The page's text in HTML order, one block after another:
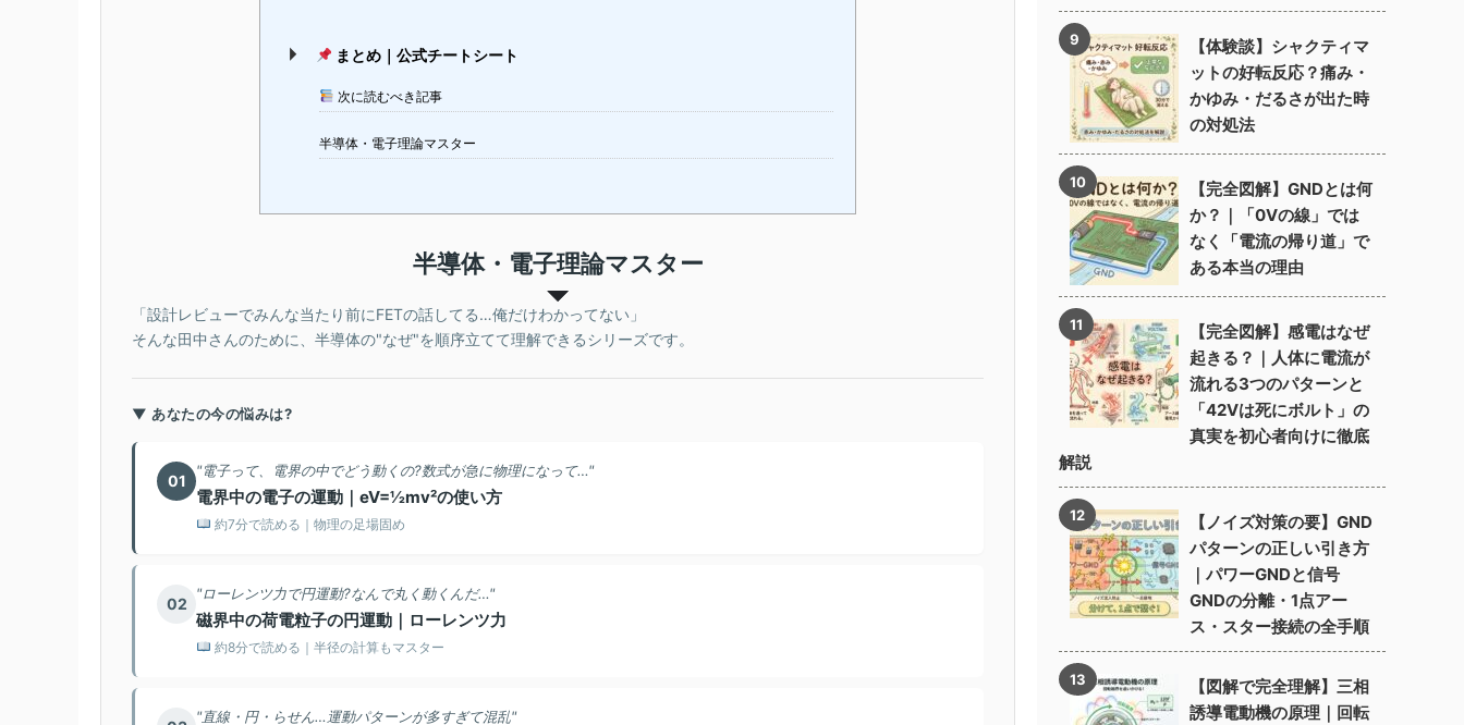
まとめ｜公式チートシート
次に読むべき記事
半導体・電子理論マスター
半導体・電子理論マスター
「設計レビューでみんな当たり前にFETの話してる…俺だけわかってない」
そんな田中さんのために、半導体の"なぜ"を順序立てて理解できるシリーズです。
▼ あなたの今の悩みは?
01
"電子って、電界の中でどう動くの?数式が急に物理になって…"
電界中の電子の運動｜eV=½mv²の使い方
約7分で読める｜物理の足場固め
02
"ローレンツ力で円運動?なんで丸く動くんだ…"
磁界中の荷電粒子の円運動｜ローレンツ力
約8分で読める｜半径の計算もマスター
"直線・円・らせん…運動パターンが多すぎて混乱"
【体験談】シャクティマ
ットの好転反応？痛み・
かゆみ・だるさが出た時
の対処法
【完全図解】GNDとは何
か？｜「0Vの線」では
なく「電流の帰り道」で
ある本当の理由
【完全図解】感電はなぜ
起きる？｜人体に電流が
流れる3つのパターンと
「42Vは死にボルト」の
真実を初心者向けに徹底
解説
【ノイズ対策の要】GND
パターンの正しい引き方
｜パワーGNDと信号
GNDの分離・1点アー
ス・スター接続の全手順
【図解で完全理解】三相
誘導電動機の原理｜回転